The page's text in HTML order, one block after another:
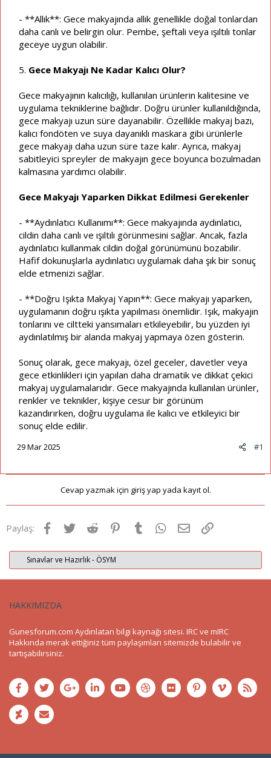
- **Allık**: Gece makyajında allık genellikle doğal tonlardan
daha canlı ve belirgin olur. Pembe, şeftali veya ışıltılı tonlar
geceye uygun olabilir.
5. Gece Makyajı Ne Kadar Kalıcı Olur?
Gece makyajının kalıcılığı, kullanılan ürünlerin kalitesine ve
uygulama tekniklerine bağlıdır. Doğru ürünler kullanıldığında,
gece makyajı uzun süre dayanabilir. Özellikle makyaj bazı,
kalıcı fondöten ve suya dayanıklı maskara gibi ürünlerle
gece makyajı daha uzun süre taze kalır. Ayrıca, makyaj
sabitleyici spreyler de makyajın gece boyunca bozulmadan
kalmasına yardımcı olabilir.
Gece Makyajı Yaparken Dikkat Edilmesi Gerekenler
- **Aydınlatıcı Kullanımı**: Gece makyajında aydınlatıcı,
cildin daha canlı ve ışıltılı görünmesini sağlar. Ancak, fazla
aydınlatıcı kullanmak cildin doğal görünümünü bozabilir.
Hafif dokunuşlarla aydınlatıcı uygulamak daha şık bir sonuç
elde etmenizi sağlar.
- **Doğru Işıkta Makyaj Yapın**: Gece makyajı yaparken,
uygulamanın doğru ışıkta yapılması önemlidir. Işık, makyajın
tonlarını ve ciltteki yansımaları etkileyebilir, bu yüzden iyi
aydınlatılmış bir alanda makyaj yapmaya özen gösterin.
Sonuç olarak, gece makyajı, özel geceler, davetler veya
gece etkinlikleri için yapılan daha dramatik ve dikkat çekici
makyaj uygulamalarıdır. Gece makyajında kullanılan ürünler,
renkler ve teknikler, kişiye cesur bir görünüm
kazandırırken, doğru uygulama ile kalıcı ve etkileyici bir
sonuç elde edilir.
#1
29 Mar 2025
Cevap yazmak için giriş yap yada kayıt ol.
Paylaş: Facebook
TwitterReddit Pinterest
Tumblr WhatsApp
E-postaLink
Sınavlar ve Hazırlık - ÖSYM
HAKKIMIZDA
Gunesforum.com Aydınlatan bilgi kaynağı sitesi. IRC ve mIRC
Hakkında merak ettiğiniz tüm paylaşımları sitemizde bulabilir ve
tartışabilirsiniz.